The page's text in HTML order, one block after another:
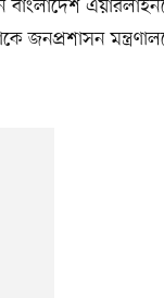
বাংলাদেশ
জনপ্রশাসন